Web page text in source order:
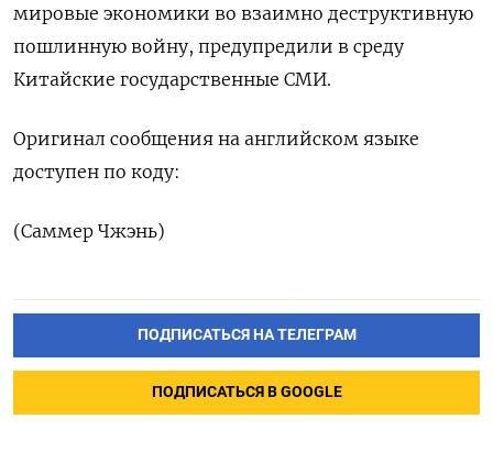
мировые экономики во взаимно деструктивную
пошлинную войну, предупредили в среду
Китайские государственные СМИ.
Оригинал сообщения на английском языке
доступен по коду:
(Саммер Чжэнь)
ПОДПИСАТЬСЯ НА ТЕЛЕГРАМ
ПОДПИСАТЬСЯ В GOOGLE